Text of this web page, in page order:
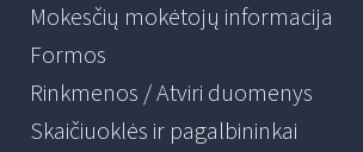
Mokesčių mokėtojų informacija
Formos
Rinkmenos / Atviri duomenys
Skaičiuoklės ir pagalbininkai